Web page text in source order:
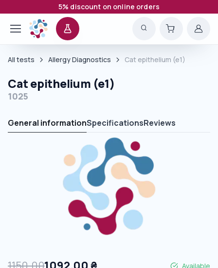
5% discount on online orders
All tests Allergy Diagnostics Cat epithelium (e1)
Cat epithelium (e1)
1025
General informationSpecificationsReviews
Available